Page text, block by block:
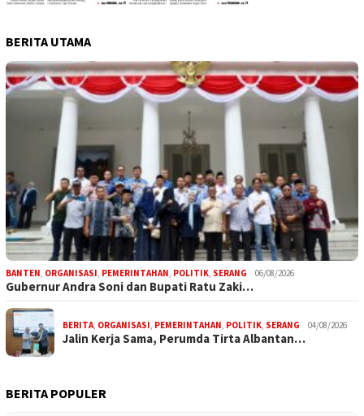
BERITA UTAMA
BANTEN ORGANISASI PEMERINTAHAN POLITIK SERANG 06/08/2026
Gubernur Andra Soni dan Bupati Ratu Zaki…
BERITA ORGANISASI PEMERINTAHAN POLITIK SERANG 04/08/2026
Jalin Kerja Sama, Perumda Tirta Albantan…
BERITA POPULER